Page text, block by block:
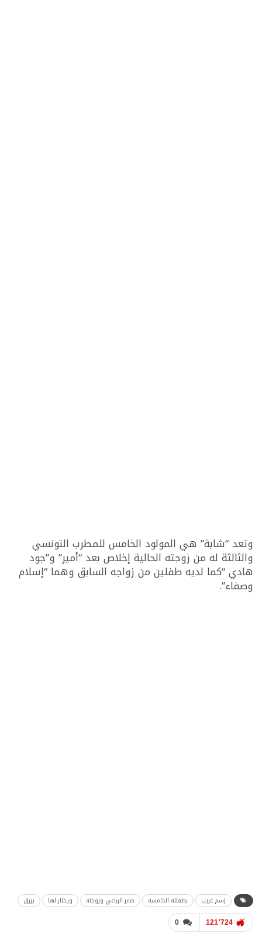
وتعد “شابة” هي المولود الخامس للمطرب التونسي
والثالثة له من زوجته الحالية إخلاص بعد “أمير” و”جود
هادي “كما لديه طفلين من زواجه السابق وهما “إسلام
وصفاء”.
إسم غريب بطفلته الخامسة صابر الرباعي وزوجته ويختار لها يرزق
0 121٬724